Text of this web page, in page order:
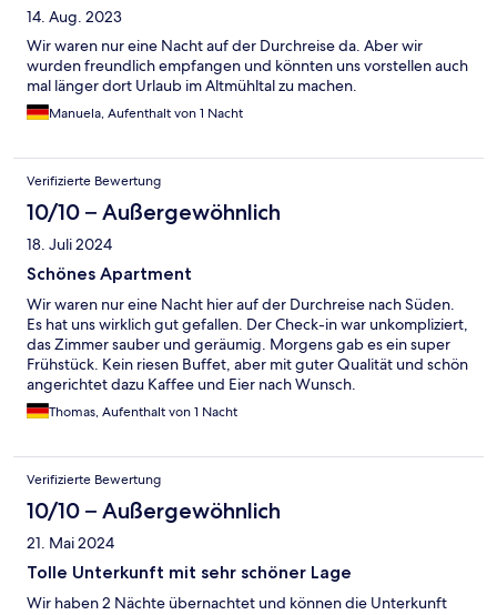
14. Aug. 2023
Wir waren nur eine Nacht auf der Durchreise da. Aber wir
wurden freundlich empfangen und könnten uns vorstellen auch
mal länger dort Urlaub im Altmühltal zu machen.
Manuela, Aufenthalt von 1 Nacht
Verifizierte Bewertung
10/10 – Außergewöhnlich
18. Juli 2024
Schönes Apartment
Wir waren nur eine Nacht hier auf der Durchreise nach Süden.
Es hat uns wirklich gut gefallen. Der Check-in war unkompliziert,
das Zimmer sauber und geräumig. Morgens gab es ein super
Frühstück. Kein riesen Buffet, aber mit guter Qualität und schön
angerichtet dazu Kaffee und Eier nach Wunsch.
Thomas, Aufenthalt von 1 Nacht
Verifizierte Bewertung
10/10 – Außergewöhnlich
21. Mai 2024
Tolle Unterkunft mit sehr schöner Lage
Wir haben 2 Nächte übernachtet und können die Unterkunft